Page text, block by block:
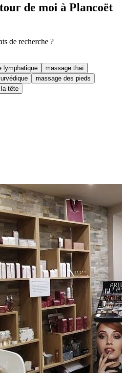
de moi à Plancoët
de recherche ?
lymphatique
massage thaï
massage des pieds
tête